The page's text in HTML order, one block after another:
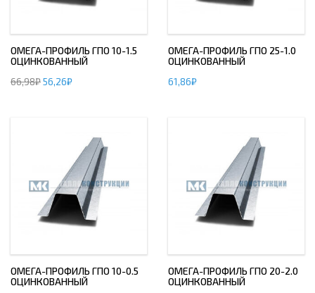
ОМЕГА-ПРОФИЛЬ ГПО 10-1.5
ОЦИНКОВАННЫЙ
66,98₽56,26₽
ОМЕГА-ПРОФИЛЬ ГПО 25-1.0
ОЦИНКОВАННЫЙ
61,86₽
ОМЕГА-ПРОФИЛЬ ГПО 10-0.5
ОЦИНКОВАННЫЙ
ОМЕГА-ПРОФИЛЬ ГПО 20-2.0
ОЦИНКОВАННЫЙ